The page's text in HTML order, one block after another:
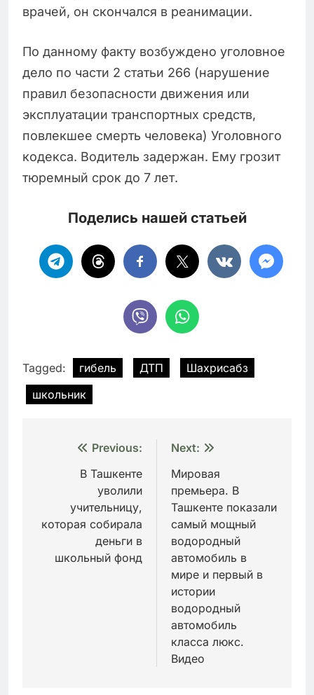
врачей, он скончался в реанимации.
По данному факту возбуждено уголовное
дело по части 2 статьи 266 (нарушение
правил безопасности движения или
эксплуатации транспортных средств,
повлекшее смерть человека) Уголовного
кодекса. Водитель задержан. Ему грозит
тюремный срок до 7 лет.
Поделись нашей статьей
Tagged: гибель ДТП
Шахрисабз
школьник
Навигация
записям
Previous:
В Ташкенте
уволили
учительницу,
которая собирала
деньги в
школьный фонд
Next:
Мировая
премьера. В
Ташкенте показали
самый мощный
водородный
автомобиль в
мире и первый в
истории
водородный
автомобиль
класса люкс.
Видео